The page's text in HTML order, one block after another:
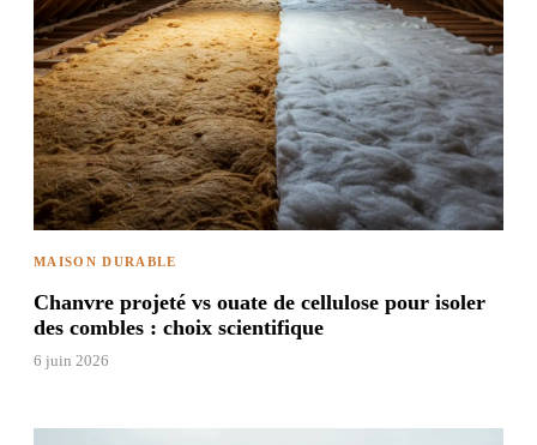
MAISON DURABLE
Chanvre projeté vs ouate de cellulose pour isoler
des combles : choix scientifique
6 juin 2026